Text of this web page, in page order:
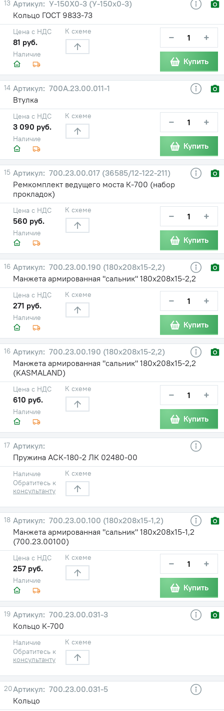
13
У-150Х0-3 (У-150х0-3)
Кольцо ГОСТ 9833-73
Наличие
Цена с НДС
81 руб.
К схеме − +
Купить
14
700А.23.00.011-1
Втулка
Наличие
Цена с НДС
3 090 руб.
К схеме − +
Купить
15
700.23.00.017 (36585/12-122-211)
Ремкомплект ведущего моста К-700 (набор
прокладок)
Наличие
Цена с НДС
560 руб.
К схеме − +
Купить
16
700.23.00.190 (180х208х15-2,2)
Манжета армированная "сальник" 180х208х15-2,2
Наличие
Цена с НДС
271 руб.
К схеме − +
Купить
16
700.23.00.190 (180х208х15-2,2)
Манжета армированная "сальник" 180х208х15-2,2
(KASMALAND)
Наличие
Цена с НДС
610 руб.
К схеме − +
Купить
17
Пружина АСК-180-2 ЛК 02480-00
Наличие
Обратитесь к
консультанту
К схеме
18
700.23.00.100 (180х208х15-1,2)
Манжета армированная "сальник" 180х208х15-1,2
(700.23.00100)
Наличие
Цена с НДС
257 руб.
К схеме − +
Купить
19
700.23.00.031-3
Кольцо К-700
Наличие
Обратитесь к
консультанту
К схеме
20
700.23.00.031-5
Кольцо